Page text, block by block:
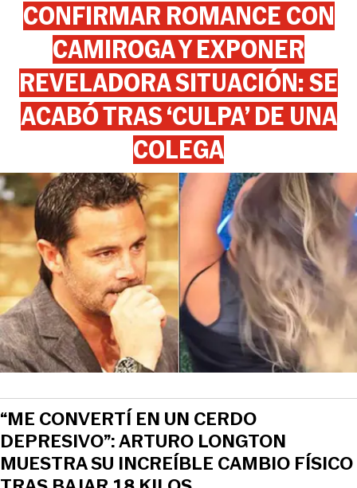
View this post on Instagram
CONFIRMAR ROMANCE CON
CAMIROGA Y EXPONER
REVELADORA SITUACIÓN: SE
ACABÓ TRAS ‘CULPA’ DE UNA
COLEGA
“ME CONVERTÍ EN UN CERDO
DEPRESIVO”: ARTURO LONGTON
MUESTRA SU INCREÍBLE CAMBIO FÍSICO